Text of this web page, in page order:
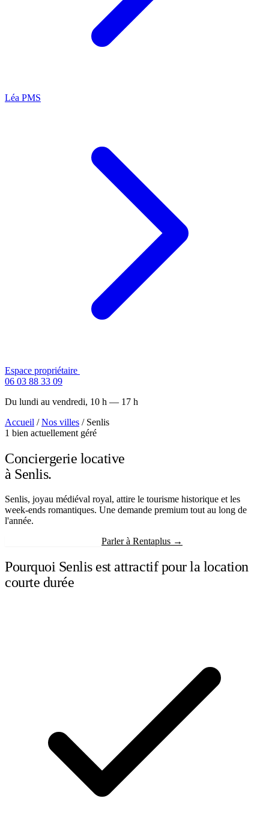
Léa PMS
Espace propriétaire
06 03 88 33 09
Du lundi au vendredi, 10 h — 17 h
Accueil / Nos villes / Senlis
1 bien actuellement géré
Conciergerie locative
à Senlis.
Senlis, joyau médiéval royal, attire le tourisme historique et les
week-ends romantiques. Une demande premium tout au long de
l'année.
Parler à Rentaplus →
Pourquoi Senlis est attractif pour la location
courte durée